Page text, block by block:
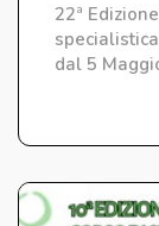
22ª
dal 5